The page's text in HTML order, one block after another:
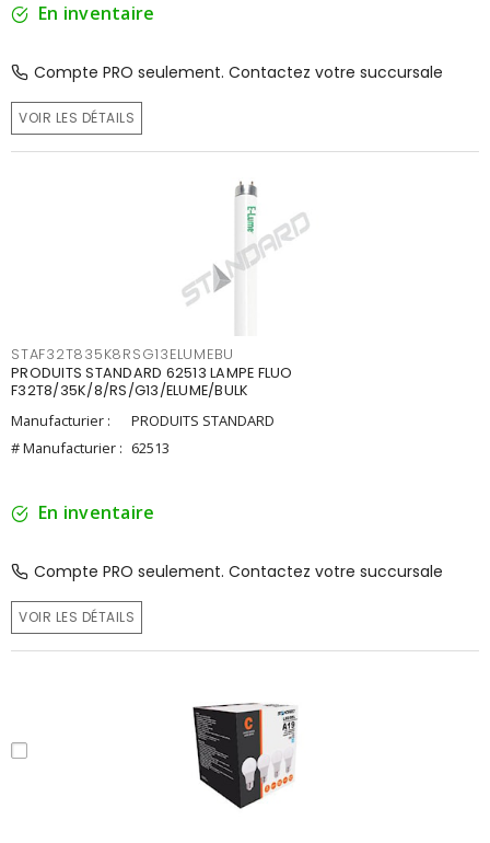
En inventaire
Compte PRO seulement. Contactez votre succursale
VOIR LES DÉTAILS
STAF32T835K8RSG13ELUMEBU
PRODUITS STANDARD 62513 LAMPE FLUO
F32T8/35K/8/RS/G13/ELUME/BULK
Manufacturier :
PRODUITS STANDARD
# Manufacturier : 62513
En inventaire
Compte PRO seulement. Contactez votre succursale
VOIR LES DÉTAILS